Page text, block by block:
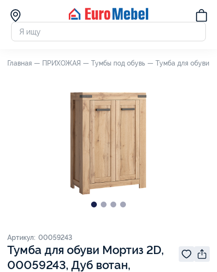
Главная — ПРИХОЖАЯ — Тумбы под обувь — Тумба для обуви
Тумба для обуви Мортиз 2D,
00059243, Дуб вотан,
Артикул: 00059243